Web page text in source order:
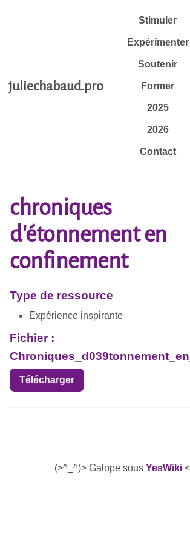
juliechabaud.pro
Stimuler
Expérimenter
Soutenir
Former
2025
2026
Contact
chroniques
d'étonnement en
confinement
Type de ressource
Expérience inspirante
Fichier :
Télécharger
(>^_^)> Galope sous YesWiki